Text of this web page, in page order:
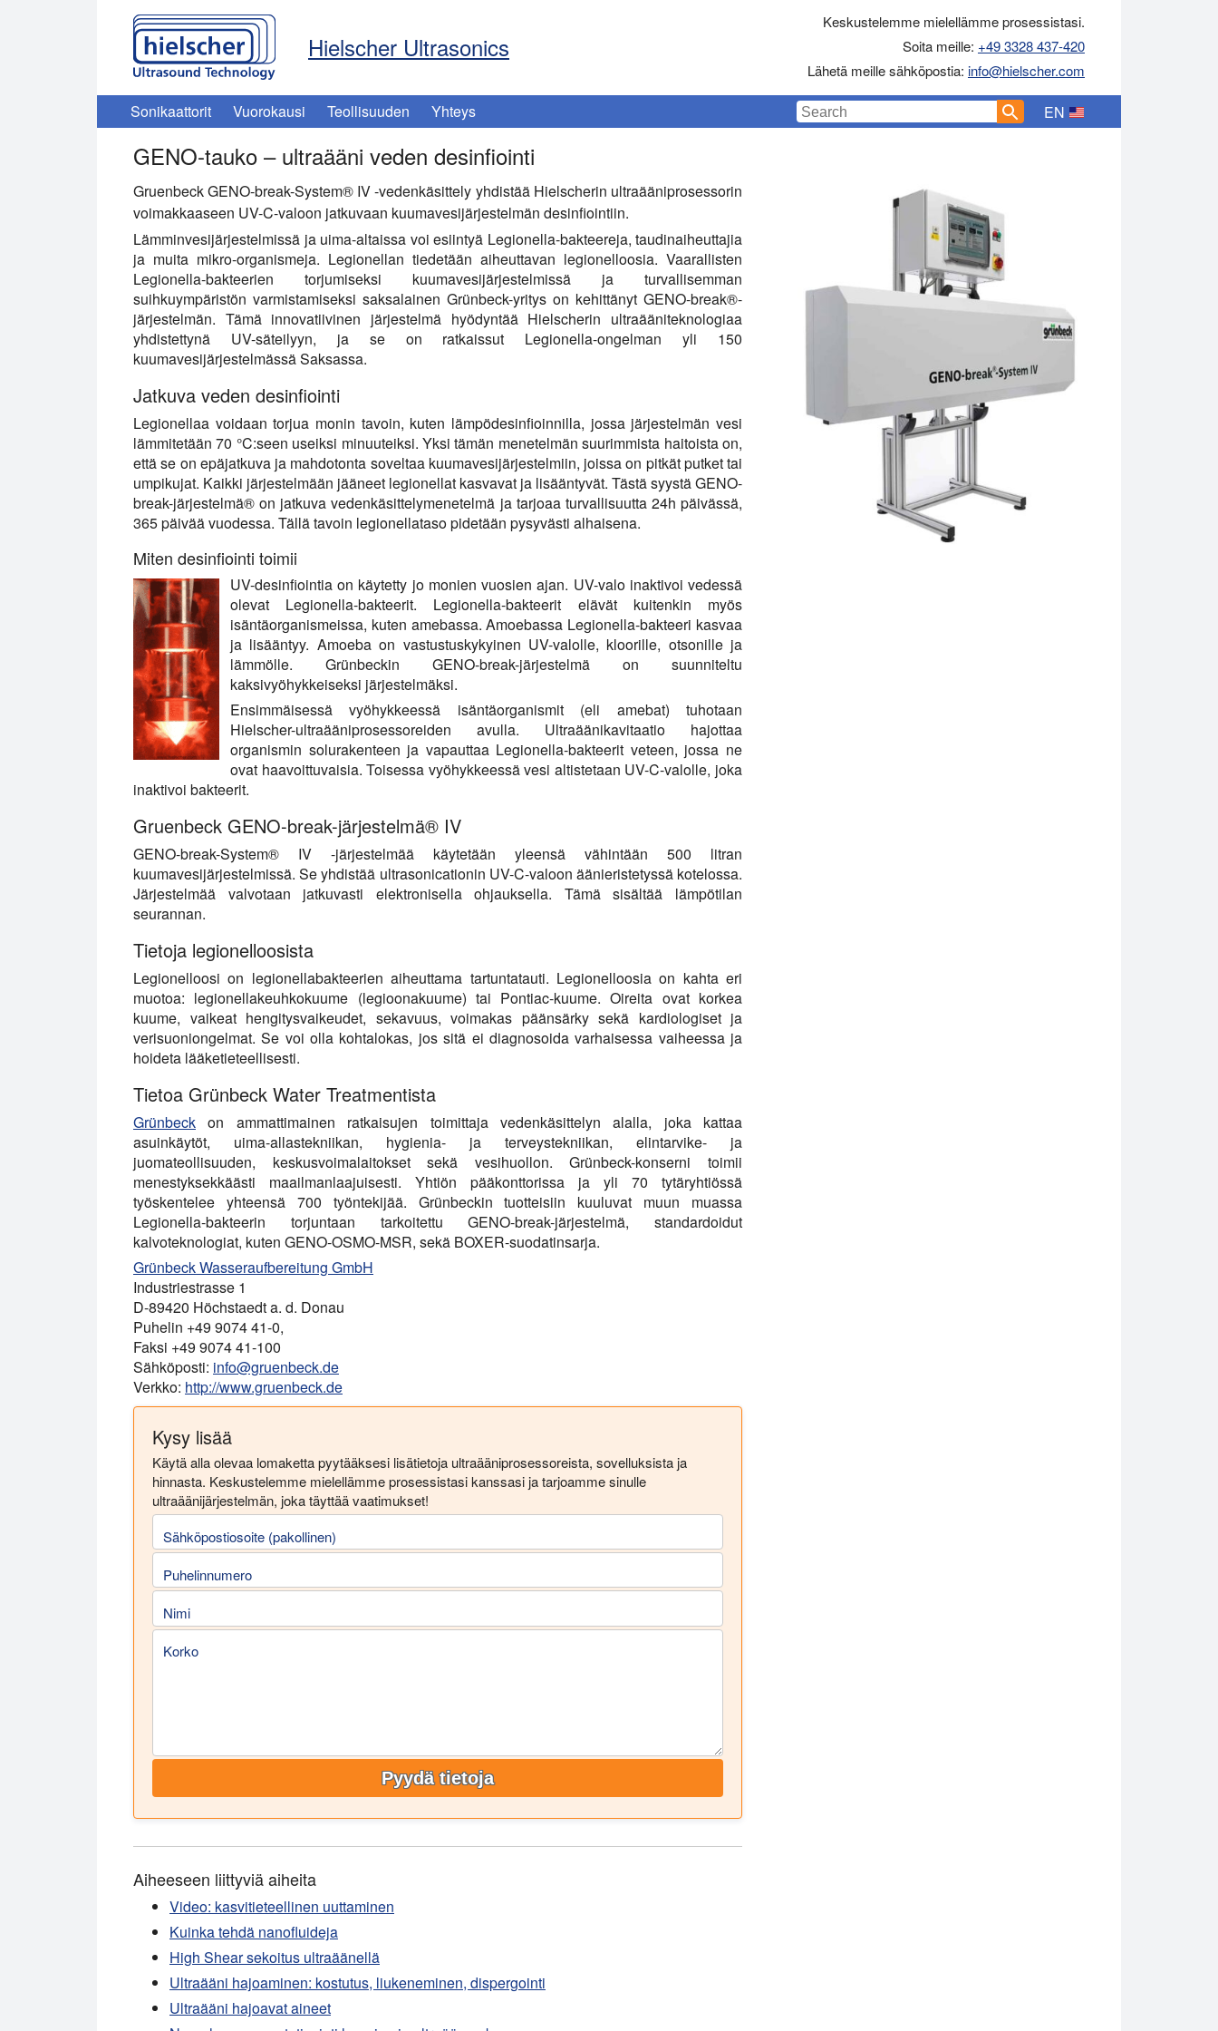
Hielscher Ultrasonics
Keskustelemme mielellämme prosessistasi.
Soita meille: +49 3328 437-420
Lähetä meille sähköpostia: info@hielscher.com
Sonikaattorit Vuorokausi Teollisuuden Yhteys EN
GENO-tauko – ultraääni veden desinfiointi
Gruenbeck GENO-break-System® IV -vedenkäsittely yhdistää Hielscherin ultraääniprosessorin
voimakkaaseen UV-C-valoon jatkuvaan kuumavesijärjestelmän desinfiointiin.
Lämminvesijärjestelmissä ja uima-altaissa voi esiintyä Legionella-bakteereja, taudinaiheuttajia
ja muita mikro-organismeja. Legionellan tiedetään aiheuttavan legionelloosia. Vaarallisten
Legionella-bakteerien torjumiseksi kuumavesijärjestelmissä ja turvallisemman
suihkuympäristön varmistamiseksi saksalainen Grünbeck-yritys on kehittänyt GENO-break®-
järjestelmän. Tämä innovatiivinen järjestelmä hyödyntää Hielscherin ultraääniteknologiaa
yhdistettynä UV-säteilyyn, ja se on ratkaissut Legionella-ongelman yli 150
kuumavesijärjestelmässä Saksassa.
Jatkuva veden desinfiointi
Legionellaa voidaan torjua monin tavoin, kuten lämpödesinfioinnilla, jossa järjestelmän vesi
lämmitetään 70 °C:seen useiksi minuuteiksi. Yksi tämän menetelmän suurimmista haitoista on,
että se on epäjatkuva ja mahdotonta soveltaa kuumavesijärjestelmiin, joissa on pitkät putket tai
umpikujat. Kaikki järjestelmään jääneet legionellat kasvavat ja lisääntyvät. Tästä syystä GENO-
break-järjestelmä® on jatkuva vedenkäsittelymenetelmä ja tarjoaa turvallisuutta 24h päivässä,
365 päivää vuodessa. Tällä tavoin legionellataso pidetään pysyvästi alhaisena.
Miten desinfiointi toimii
UV-desinfiointia on käytetty jo monien vuosien ajan. UV-valo inaktivoi vedessä
olevat Legionella-bakteerit. Legionella-bakteerit elävät kuitenkin myös
isäntäorganismeissa, kuten amebassa. Amoebassa Legionella-bakteeri kasvaa
ja lisääntyy. Amoeba on vastustuskykyinen UV-valolle, kloorille, otsonille ja
lämmölle. Grünbeckin GENO-break-järjestelmä on suunniteltu
kaksivyöhykkeiseksi järjestelmäksi.
Ensimmäisessä vyöhykkeessä isäntäorganismit (eli amebat) tuhotaan
Hielscher-ultraääniprosessoreiden avulla. Ultraäänikavitaatio hajottaa
organismin solurakenteen ja vapauttaa Legionella-bakteerit veteen, jossa ne
ovat haavoittuvaisia. Toisessa vyöhykkeessä vesi altistetaan UV-C-valolle, joka
inaktivoi bakteerit.
Gruenbeck GENO-break-järjestelmä® IV
GENO-break-System® IV -järjestelmää käytetään yleensä vähintään 500 litran
kuumavesijärjestelmissä. Se yhdistää ultrasonicationin UV-C-valoon äänieristetyssä kotelossa.
Järjestelmää valvotaan jatkuvasti elektronisella ohjauksella. Tämä sisältää lämpötilan
seurannan.
Tietoja legionelloosista
Legionelloosi on legionellabakteerien aiheuttama tartuntatauti. Legionelloosia on kahta eri
muotoa: legionellakeuhkokuume (legioonakuume) tai Pontiac-kuume. Oireita ovat korkea
kuume, vaikeat hengitysvaikeudet, sekavuus, voimakas päänsärky sekä kardiologiset ja
verisuoniongelmat. Se voi olla kohtalokas, jos sitä ei diagnosoida varhaisessa vaiheessa ja
hoideta lääketieteellisesti.
Tietoa Grünbeck Water Treatmentista
Grünbeck on ammattimainen ratkaisujen toimittaja vedenkäsittelyn alalla, joka kattaa
asuinkäytöt, uima-allastekniikan, hygienia- ja terveystekniikan, elintarvike- ja
juomateollisuuden, keskusvoimalaitokset sekä vesihuollon. Grünbeck-konserni toimii
menestyksekkäästi maailmanlaajuisesti. Yhtiön pääkonttorissa ja yli 70 tytäryhtiössä
työskentelee yhteensä 700 työntekijää. Grünbeckin tuotteisiin kuuluvat muun muassa
Legionella-bakteerin torjuntaan tarkoitettu GENO-break-järjestelmä, standardoidut
kalvoteknologiat, kuten GENO-OSMO-MSR, sekä BOXER-suodatinsarja.
Grünbeck Wasseraufbereitung GmbH
Industriestrasse 1
D-89420 Höchstaedt a. d. Donau
Puhelin +49 9074 41-0,
Faksi +49 9074 41-100
Sähköposti: info@gruenbeck.de
Verkko: http://www.gruenbeck.de
Kysy lisää
Käytä alla olevaa lomaketta pyytääksesi lisätietoja ultraääniprosessoreista, sovelluksista ja
hinnasta. Keskustelemme mielellämme prosessistasi kanssasi ja tarjoamme sinulle
ultraäänijärjestelmän, joka täyttää vaatimukset!
Sähköpostiosoite (pakollinen)
Puhelinnumero
Nimi
Korko
Pyydä tietoja
Aiheeseen liittyviä aiheita
Video: kasvitieteellinen uuttaminen
Kuinka tehdä nanofluideja
High Shear sekoitus ultraäänellä
Ultraääni hajoaminen: kostutus, liukeneminen, dispergointi
Ultraääni hajoavat aineet